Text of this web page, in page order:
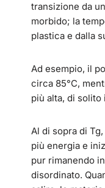
transizione da
morbido; la
plastica e dalla
Ad esempio, il
circa 85°C,
più alta, di solito
Al di sopra di
più energia e
pur rimanendo
disordinato.